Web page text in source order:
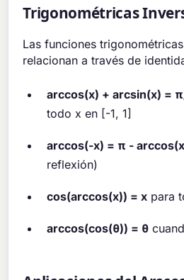
Trigonométricas
Las funciones
relacionan a través de
arccos(x) + arcsin(x) =
todo x en [-1, 1]
arccos(-x) = π -
reflexión)
cos(arccos(x)) = x para
arccos(cos(θ)) = θ